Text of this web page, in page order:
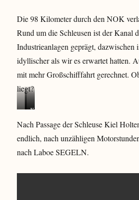
Die 98 Kilometer durch den NOK
Rund um die Schleusen ist der Kanal
Industrieanlagen geprägt, dazwischen
idyllischer als wir es erwartet hatten.
mit mehr Großschifffahrt gerechnet.
liegt?
…
.
m
a
c
F
e
u
e
r
Y
a
c
h
t
Nach Passage der Schleuse Kiel
endlich, nach unzähligen
nach Laboe SEGELN.